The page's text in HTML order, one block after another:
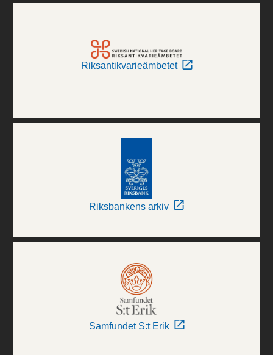
Riksantikvarieämbetet
Riksbankens arkiv
Samfundet S:t Erik